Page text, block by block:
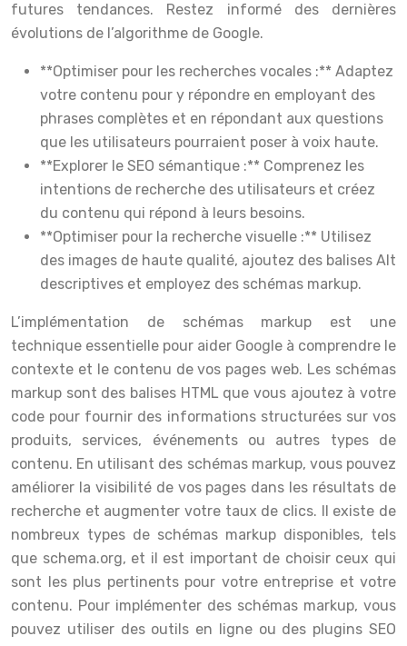
futures tendances. Restez informé des dernières
évolutions de l’algorithme de Google.
**Optimiser pour les recherches vocales :** Adaptez
votre contenu pour y répondre en employant des
phrases complètes et en répondant aux questions
que les utilisateurs pourraient poser à voix haute.
**Explorer le SEO sémantique :** Comprenez les
intentions de recherche des utilisateurs et créez
du contenu qui répond à leurs besoins.
**Optimiser pour la recherche visuelle :** Utilisez
des images de haute qualité, ajoutez des balises Alt
descriptives et employez des schémas markup.
L’implémentation de schémas markup est une
technique essentielle pour aider Google à comprendre le
contexte et le contenu de vos pages web. Les schémas
markup sont des balises HTML que vous ajoutez à votre
code pour fournir des informations structurées sur vos
produits, services, événements ou autres types de
contenu. En utilisant des schémas markup, vous pouvez
améliorer la visibilité de vos pages dans les résultats de
recherche et augmenter votre taux de clics. Il existe de
nombreux types de schémas markup disponibles, tels
que schema.org, et il est important de choisir ceux qui
sont les plus pertinents pour votre entreprise et votre
contenu. Pour implémenter des schémas markup, vous
pouvez utiliser des outils en ligne ou des plugins SEO